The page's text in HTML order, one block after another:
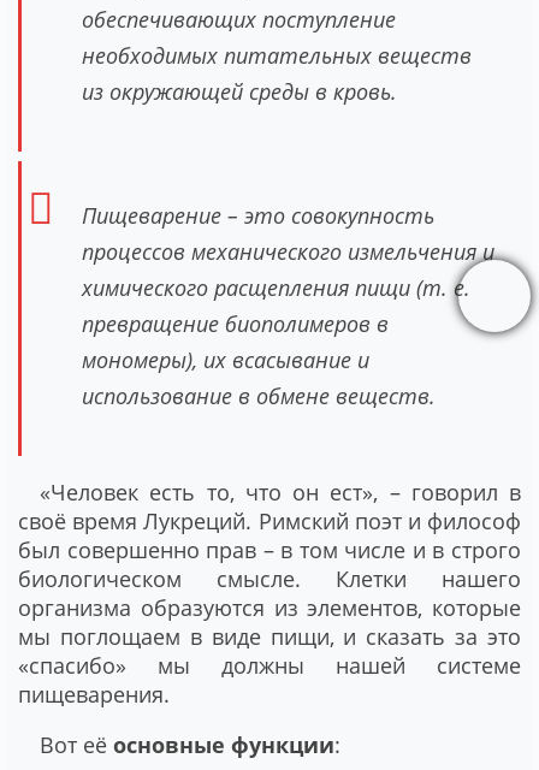
обеспечивающих поступление
необходимых питательных веществ
из окружающей среды в кровь.
Пищеварение – это совокупность
процессов механического измельчения и
химического расщепления пищи (т. е.
превращение биополимеров в
мономеры), их всасывание и
использование в обмене веществ.
«Человек есть то, что он ест», – говорил в
своё время Лукреций. Римский поэт и философ
был совершенно прав – в том числе и в строго
биологическом смысле. Клетки нашего
организма образуются из элементов, которые
мы поглощаем в виде пищи, и сказать за это
«спасибо» мы должны нашей системе
пищеварения.
Вот её основные функции: